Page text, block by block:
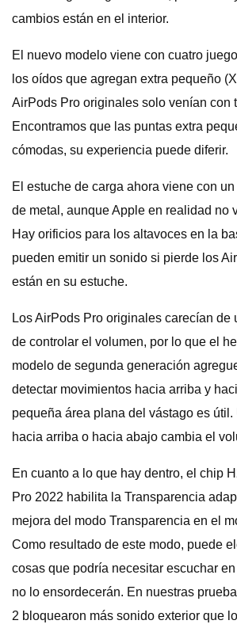
cambios están en el interior.
El nuevo modelo viene con cuatro
los oídos que agregan extra pequeño
AirPods Pro originales solo venían con
Encontramos que las puntas extra
cómodas, su experiencia puede diferir.
El estuche de carga ahora viene con
de metal, aunque Apple en realidad no
Hay orificios para los altavoces en la
pueden emitir un sonido si pierde los
están en su estuche.
Los AirPods Pro originales carecían de
de controlar el volumen, por lo que el
modelo de segunda generación
detectar movimientos hacia arriba y
pequeña área plana del vástago es
hacia arriba o hacia abajo cambia el
En cuanto a lo que hay dentro, el chip
Pro 2022 habilita la Transparencia
mejora del modo Transparencia en el
Como resultado de este modo, puede
cosas que podría necesitar escuchar
no lo ensordecerán. En nuestras
2 bloquearon más sonido exterior que